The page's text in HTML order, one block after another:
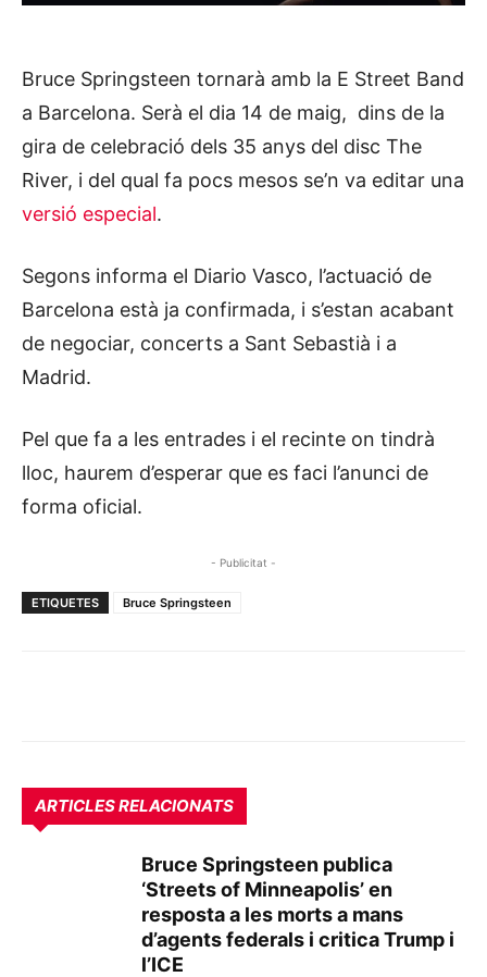
Bruce Springsteen tornarà amb la E Street Band
a Barcelona. Serà el dia 14 de maig, dins de la
gira de celebració dels 35 anys del disc The
River, i del qual fa pocs mesos se’n va editar una
versió especial.
Segons informa el Diario Vasco, l’actuació de
Barcelona està ja confirmada, i s’estan acabant
de negociar, concerts a Sant Sebastià i a
Madrid.
Pel que fa a les entrades i el recinte on tindrà
lloc, haurem d’esperar que es faci l’anunci de
forma oficial.
- Publicitat -
ETIQUETES Bruce Springsteen
ARTICLES RELACIONATS
Bruce Springsteen publica
‘Streets of Minneapolis’ en
resposta a les morts a mans
d’agents federals i critica Trump i
l’ICE